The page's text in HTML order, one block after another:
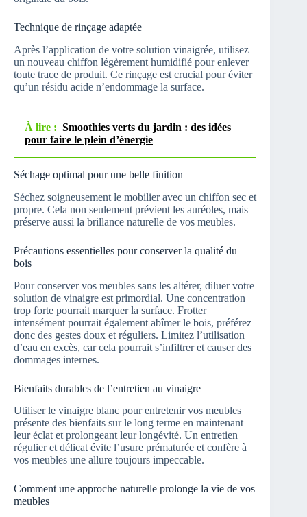
Technique de rinçage adaptée
Après l’application de votre solution vinaigrée, utilisez
un nouveau chiffon légèrement humidifié pour enlever
toute trace de produit. Ce rinçage est crucial pour éviter
qu’un résidu acide n’endommage la surface.
À lire : Smoothies verts du jardin : des idées
pour faire le plein d’énergie
Séchage optimal pour une belle finition
Séchez soigneusement le mobilier avec un chiffon sec et
propre. Cela non seulement prévient les auréoles, mais
préserve aussi la brillance naturelle de vos meubles.
Précautions essentielles pour conserver la qualité du
bois
Pour conserver vos meubles sans les altérer, diluer votre
solution de vinaigre est primordial. Une concentration
trop forte pourrait marquer la surface. Frotter
intensément pourrait également abîmer le bois, préférez
donc des gestes doux et réguliers. Limitez l’utilisation
d’eau en excès, car cela pourrait s’infiltrer et causer des
dommages internes.
Bienfaits durables de l’entretien au vinaigre
Utiliser le vinaigre blanc pour entretenir vos meubles
présente des bienfaits sur le long terme en maintenant
leur éclat et prolongeant leur longévité. Un entretien
régulier et délicat évite l’usure prématurée et confère à
vos meubles une allure toujours impeccable.
Comment une approche naturelle prolonge la vie de vos
meubles